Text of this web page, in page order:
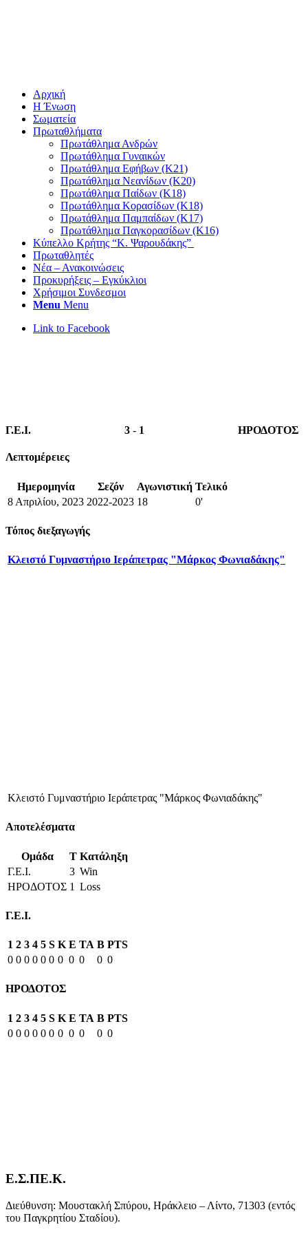
Αρχική
Η Ένωση
Σωματεία
Πρωταθλήματα
Πρωτάθλημα Ανδρών
Πρωτάθλημα Γυναικών
Πρωτάθλημα Εφήβων (Κ21)
Πρωτάθλημα Νεανίδων (Κ20)
Πρωτάθλημα Παίδων (Κ18)
Πρωτάθλημα Κορασίδων (Κ18)
Πρωτάθλημα Παμπαίδων (Κ17)
Πρωτάθλημα Παγκορασίδων (Κ16)
Κύπελλο Κρήτης “Κ. Ψαρουδάκης”
Πρωταθλητές
Νέα – Ανακοινώσεις
Προκυρήξεις – Εγκύκλιοι
Χρήσιμοι Συνδεσμοι
Menu Menu
Link to Facebook
Γ.Ε.Ι. 3 - 1 ΗΡΟΔΟΤΟΣ
Λεπτομέρειες
Ημερομηνία Σεζόν Αγωνιστική Τελικό
8 Απριλίου, 2023 2022-2023 18 0'
Τόπος διεξαγωγής
Κλειστό Γυμναστήριο Ιεράπετρας "Μάρκος Φωνιαδάκης"
Κλειστό Γυμναστήριο Ιεράπετρας "Μάρκος Φωνιαδάκης"
Αποτελέσματα
Ομάδα T Κατάληξη
Γ.Ε.Ι.
3 Win
ΗΡΟΔΟΤΟΣ 1 Loss
Γ.Ε.Ι.
1 2 3 4 5 S K E TA B PTS
0 0 0 0 0 0 0 0 0 0 0
ΗΡΟΔΟΤΟΣ
1 2 3 4 5 S K E TA B PTS
0 0 0 0 0 0 0 0 0 0 0
Ε.Σ.ΠΕ.Κ.
Διεύθυνση: Μουστακλή Σπύρου, Ηράκλειο – Λίντο, 71303 (εντός
του Παγκρητίου Σταδίου).